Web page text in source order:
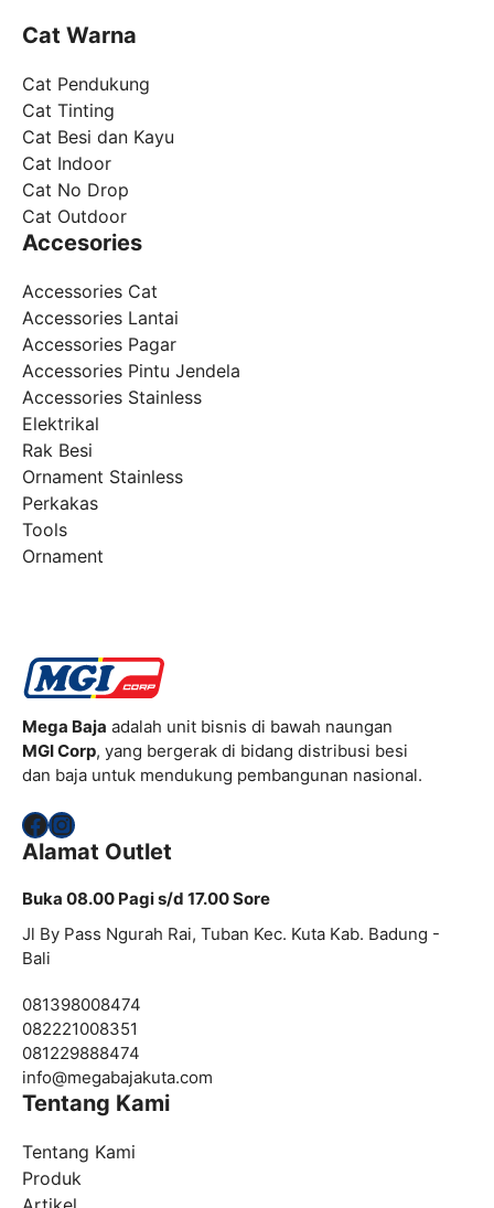
Cat Warna
Cat Pendukung
Cat Tinting
Cat Besi dan Kayu
Cat Indoor
Cat No Drop
Cat Outdoor
Accesories
Accessories Cat
Accessories Lantai
Accessories Pagar
Accessories Pintu Jendela
Accessories Stainless
Elektrikal
Rak Besi
Ornament Stainless
Perkakas
Tools
Ornament
Mega Baja adalah unit bisnis di bawah naungan
MGI Corp, yang bergerak di bidang distribusi besi
dan baja untuk mendukung pembangunan nasional.
Facebook
Instagram
Alamat Outlet
Buka 08.00 Pagi s/d 17.00 Sore
Jl By Pass Ngurah Rai, Tuban Kec. Kuta Kab. Badung -
Bali
081398008474
082221008351
081229888474
info@megabajakuta.com
Tentang Kami
Tentang Kami
Produk